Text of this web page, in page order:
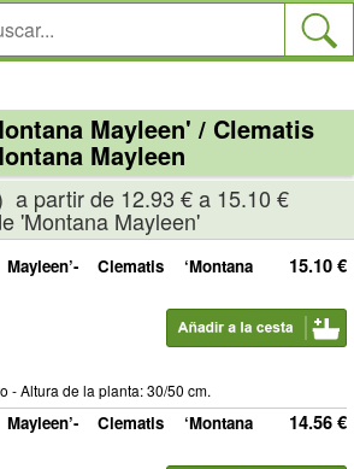
Mayleen' / Clematis
Mayleen
a partir de 12.93 € a 15.10 €
'Montana Mayleen'
15.10 €
Clematis ‘Montana
- Altura de la planta: 30/50 cm.
14.56 €
Clematis ‘Montana